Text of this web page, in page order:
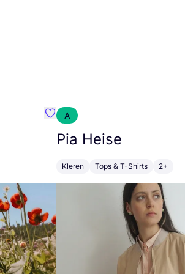
Favoriete {naam}
A
Pia Heise
Kleren Tops & T-Shirts 2+